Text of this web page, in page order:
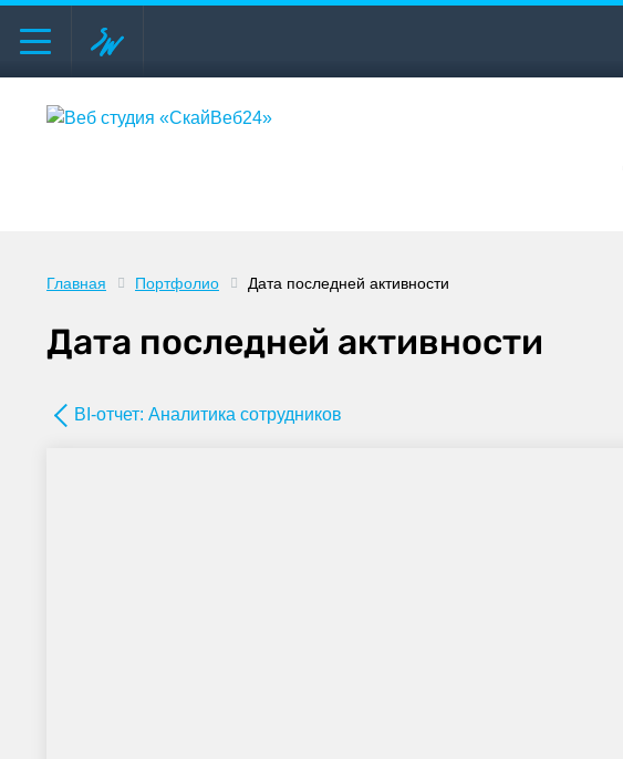
Главная Портфолио Дата последней активности
Дата последней активности
BI-отчет: Аналитика сотрудников